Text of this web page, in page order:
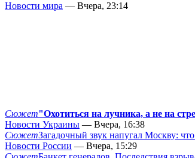
Новости мира — Вчера, 23:14
Сюжет"Охотиться на лучника, а не на
Новости Украины — Вчера, 16:38
СюжетЗагадочный звук напугал Москву:
Новости России — Вчера, 15:29